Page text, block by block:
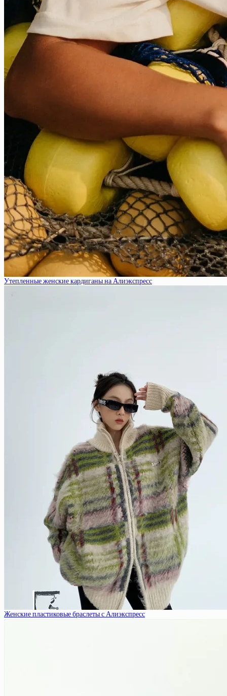
Утепленные женские кардиганы на Алиэкспресс
Женские пластиковые браслеты с Алиэкспресс